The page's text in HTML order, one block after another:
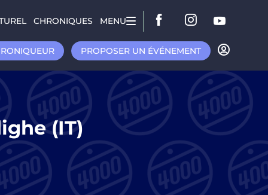
CHRONIQUES MENU
PROPOSER UN ÉVÉNEMENT
(IT)